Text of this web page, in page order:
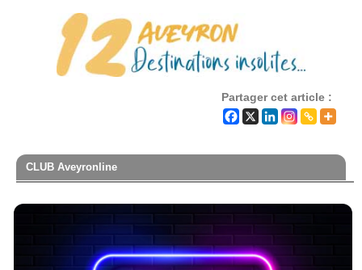
Partager cet article :
CLUB Aveyronline